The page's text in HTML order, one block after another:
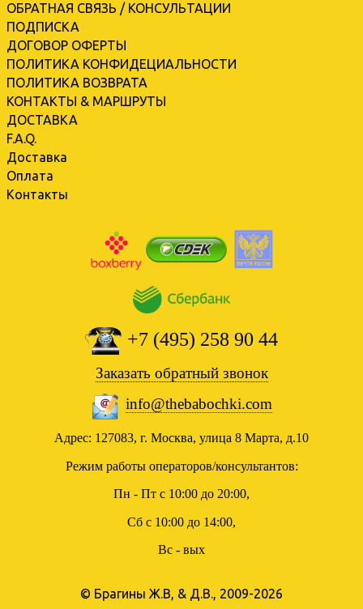
ОБРАТНАЯ СВЯЗЬ / КОНСУЛЬТАЦИИ
ПОДПИСКА
ДОГОВОР ОФЕРТЫ
ПОЛИТИКА КОНФИДЕЦИАЛЬНОСТИ
ПОЛИТИКА ВОЗВРАТА
КОНТАКТЫ & МАРШРУТЫ
ДОСТАВКА
F.A.Q.
Доставка
Оплата
Контакты
+7 (495) 258 90 44
Заказать обратный звонок
info@thebabochki.com
Адрес: 127083, г. Москва, улица 8 Марта, д.10
Режим работы операторов/консультантов:
Пн - Пт с 10:00 до 20:00,
Сб с 10:00 до 14:00,
Вс - вых
© Брагины Ж.В, & Д.В., 2009-2026